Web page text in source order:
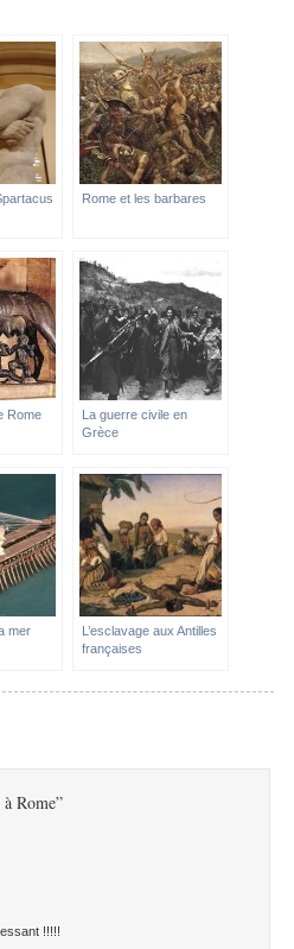
Rome et les barbares
Rome
La guerre civile en
Grèce
mer
L’esclavage aux Antilles
françaises
Rome”
!!!!!